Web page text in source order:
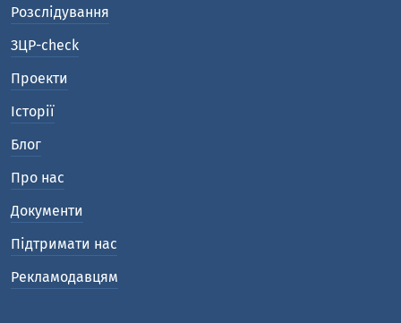
Розслідування
ЗЦР-check
Проекти
Історії
Блог
Про нас
Документи
Підтримати нас
Рекламодавцям